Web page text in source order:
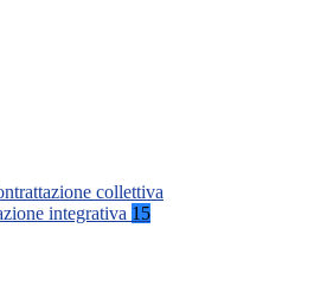
collettiva
integrativa 15